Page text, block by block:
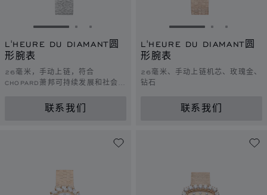
转到幻灯片 1转到幻灯片 2
转到幻灯片 3
L'HEURE DU DIAMANT圆
形腕表
26毫米，手动上链，符合
CHOPARD萧邦可持续发展和社会责
联系我们
转到幻灯片 1转到幻灯
转到幻
L'HEURE DU DIAMANT圆
形腕表
26毫米、手动上链机芯、玫瑰金、
钻石
联系我们